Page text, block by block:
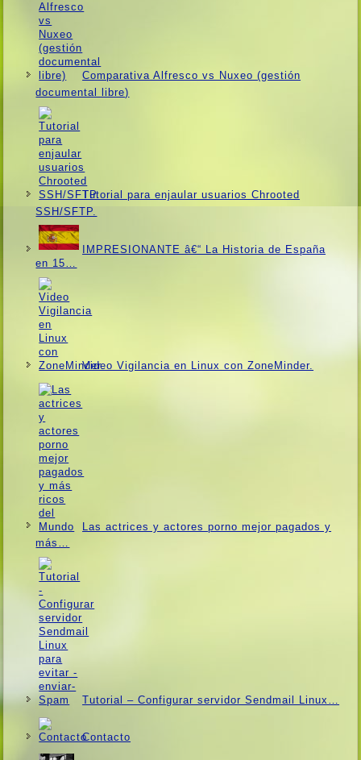
Comparativa Alfresco vs Nuxeo (gestión
documental libre)
Tutorial para enjaular usuarios Chrooted
SSH/SFTP.
IMPRESIONANTE â€“ La Historia de España
en 15…
Video Vigilancia en Linux con ZoneMinder.
Las actrices y actores porno mejor pagados y
más…
Tutorial – Configurar servidor Sendmail Linux…
Contacto